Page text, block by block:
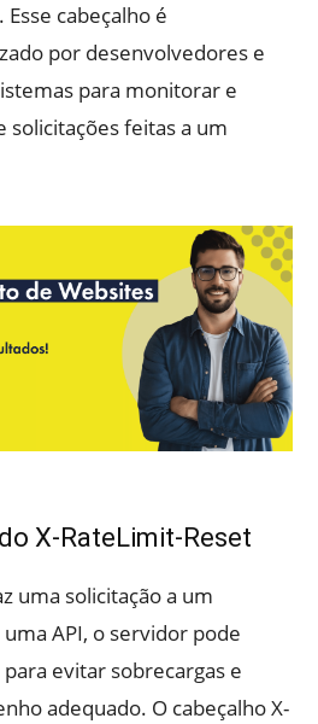
cabeçalho é
por desenvolvedores e
para monitorar e
feitas a um
X-RateLimit-Reset
uma solicitação a um
API, o servidor pode
evitar sobrecargas e
adequado. O cabeçalho X-